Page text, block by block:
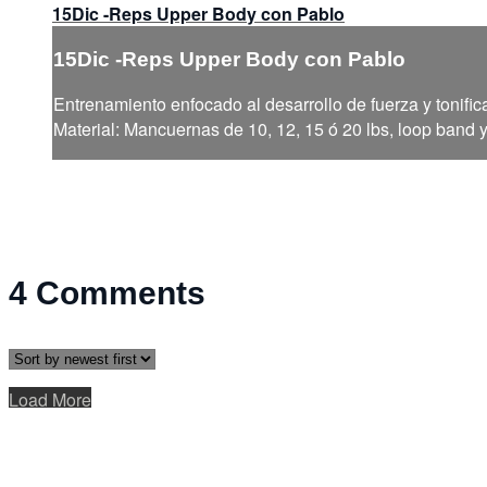
15Dic -Reps Upper Body con Pablo
15Dic -Reps Upper Body con Pablo
Entrenamiento enfocado al desarrollo de fuerza y
Material: Mancuernas de 10, 12, 15 ó 20 lbs, loop band
4 Comments
Load More